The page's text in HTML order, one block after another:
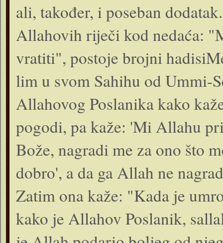
ali, također, i poseban
Allahovih riječi kod nedaća:
vratiti", postoje brojni
lim u svom Sahihu od Ummi-
Allahovog Poslanika kako
pogodi, pa kaže: 'Mi Allahu
Bože, nagradi me za ono što
dobro', a da ga Allah ne
Zatim ona kaže: "Kada je
kako je Allahov Poslanik,